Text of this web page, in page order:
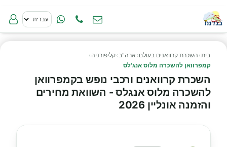
בית› השכרת קרוואנים בעולם › ארה"ב›קליפורניה ›
קמפרוואן להשכרה מלוס אנג'לס
השכרת קרוואנים ורכבי נופש בקמפרוואן
להשכרה מלוס אנגלס - השוואת מחירים
והזמנה אונליין 2026